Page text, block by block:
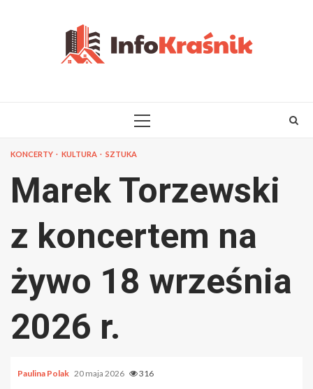
PRIMARY
KONCERTY KULTURA SZTUKA
Marek Torzewski
z koncertem na
żywo 18 września
2026 r.
Paulina Polak 20 maja 2026 316